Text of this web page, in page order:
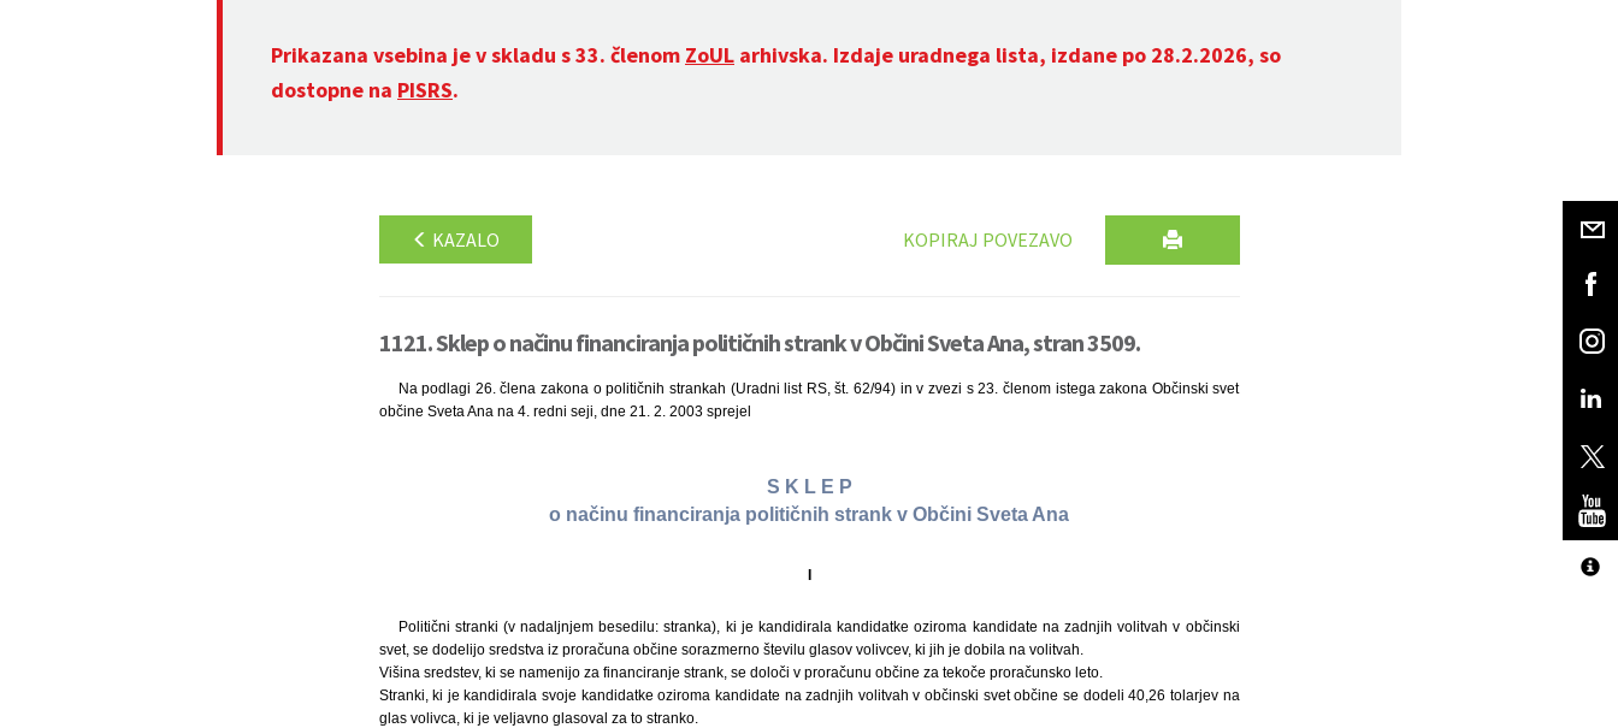
Prikazana vsebina je v skladu s 33. členom ZoUL arhivska. Izdaje uradnega lista, izdane po 28.2.2026, so
dostopne na PISRS.
KAZALO KOPIRAJ POVEZAVO
1121. Sklep o načinu financiranja političnih strank v Občini Sveta Ana, stran 3509.
Na podlagi 26. člena zakona o političnih strankah (Uradni list RS, št. 62/94) in v zvezi s 23. členom istega zakona Občinski svet
občine Sveta Ana na 4. redni seji, dne 21. 2. 2003 sprejel
S K L E P
o načinu financiranja političnih strank v Občini Sveta Ana
I
Politični stranki (v nadaljnjem besedilu: stranka), ki je kandidirala kandidatke oziroma kandidate na zadnjih volitvah v občinski
svet, se dodelijo sredstva iz proračuna občine sorazmerno številu glasov volivcev, ki jih je dobila na volitvah.
Višina sredstev, ki se namenijo za financiranje strank, se določi v proračunu občine za tekoče proračunsko leto.
Stranki, ki je kandidirala svoje kandidatke oziroma kandidate na zadnjih volitvah v občinski svet občine se dodeli 40,26 tolarjev na
glas volivca, ki je veljavno glasoval za to stranko.